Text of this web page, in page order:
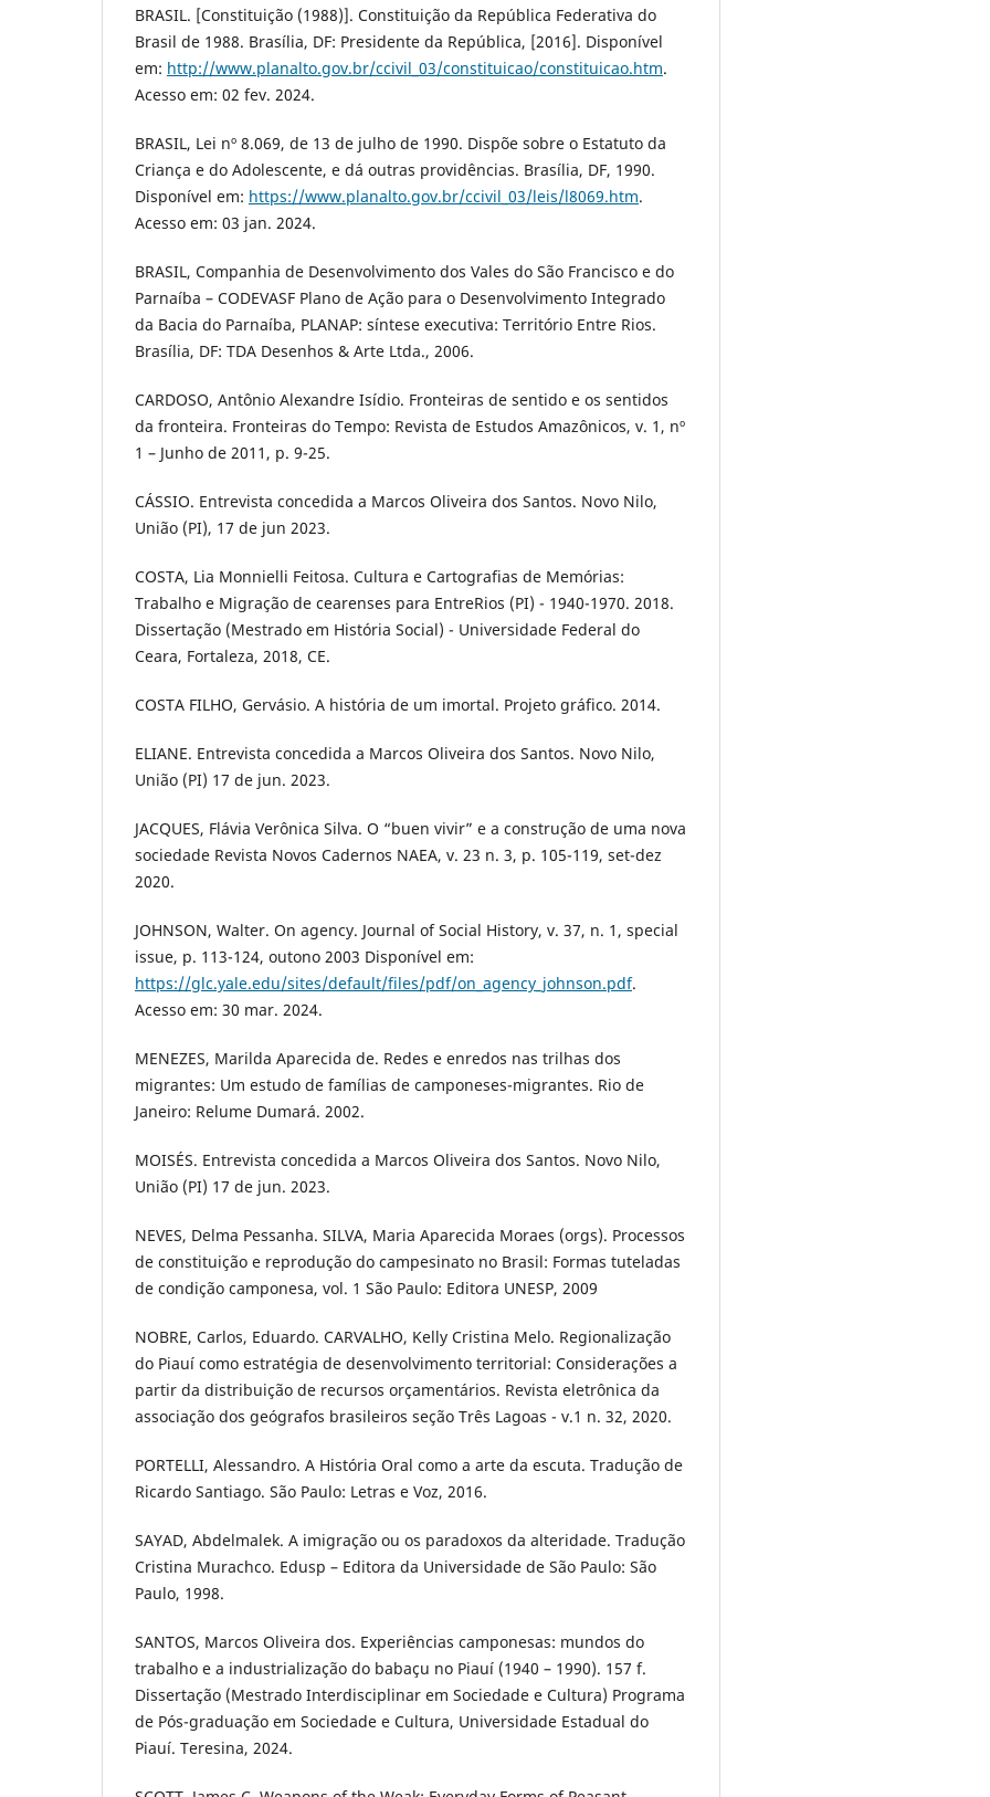
BRASIL. [Constituição (1988)]. Constituição da República Federativa do
Brasil de 1988. Brasília, DF: Presidente da República, [2016]. Disponível
em: http://www.planalto.gov.br/ccivil_03/constituicao/constituicao.htm.
Acesso em: 02 fev. 2024.
BRASIL, Lei nº 8.069, de 13 de julho de 1990. Dispõe sobre o Estatuto da
Criança e do Adolescente, e dá outras providências. Brasília, DF, 1990.
Disponível em: https://www.planalto.gov.br/ccivil_03/leis/l8069.htm.
Acesso em: 03 jan. 2024.
BRASIL, Companhia de Desenvolvimento dos Vales do São Francisco e do
Parnaíba – CODEVASF Plano de Ação para o Desenvolvimento Integrado
da Bacia do Parnaíba, PLANAP: síntese executiva: Território Entre Rios.
Brasília, DF: TDA Desenhos & Arte Ltda., 2006.
CARDOSO, Antônio Alexandre Isídio. Fronteiras de sentido e os sentidos
da fronteira. Fronteiras do Tempo: Revista de Estudos Amazônicos, v. 1, nº
1 – Junho de 2011, p. 9-25.
CÁSSIO. Entrevista concedida a Marcos Oliveira dos Santos. Novo Nilo,
União (PI), 17 de jun 2023.
COSTA, Lia Monnielli Feitosa. Cultura e Cartografias de Memórias:
Trabalho e Migração de cearenses para EntreRios (PI) - 1940-1970. 2018.
Dissertação (Mestrado em História Social) - Universidade Federal do
Ceara, Fortaleza, 2018, CE.
COSTA FILHO, Gervásio. A história de um imortal. Projeto gráfico. 2014.
ELIANE. Entrevista concedida a Marcos Oliveira dos Santos. Novo Nilo,
União (PI) 17 de jun. 2023.
JACQUES, Flávia Verônica Silva. O “buen vivir” e a construção de uma nova
sociedade Revista Novos Cadernos NAEA, v. 23 n. 3, p. 105-119, set-dez
2020.
JOHNSON, Walter. On agency. Journal of Social History, v. 37, n. 1, special
issue, p. 113-124, outono 2003 Disponível em:
https://glc.yale.edu/sites/default/files/pdf/on_agency_johnson.pdf.
Acesso em: 30 mar. 2024.
MENEZES, Marilda Aparecida de. Redes e enredos nas trilhas dos
migrantes: Um estudo de famílias de camponeses-migrantes. Rio de
Janeiro: Relume Dumará. 2002.
MOISÉS. Entrevista concedida a Marcos Oliveira dos Santos. Novo Nilo,
União (PI) 17 de jun. 2023.
NEVES, Delma Pessanha. SILVA, Maria Aparecida Moraes (orgs). Processos
de constituição e reprodução do campesinato no Brasil: Formas tuteladas
de condição camponesa, vol. 1 São Paulo: Editora UNESP, 2009
NOBRE, Carlos, Eduardo. CARVALHO, Kelly Cristina Melo. Regionalização
do Piauí como estratégia de desenvolvimento territorial: Considerações a
partir da distribuição de recursos orçamentários. Revista eletrônica da
associação dos geógrafos brasileiros seção Três Lagoas - v.1 n. 32, 2020.
PORTELLI, Alessandro. A História Oral como a arte da escuta. Tradução de
Ricardo Santiago. São Paulo: Letras e Voz, 2016.
SAYAD, Abdelmalek. A imigração ou os paradoxos da alteridade. Tradução
Cristina Murachco. Edusp – Editora da Universidade de São Paulo: São
Paulo, 1998.
SANTOS, Marcos Oliveira dos. Experiências camponesas: mundos do
trabalho e a industrialização do babaçu no Piauí (1940 – 1990). 157 f.
Dissertação (Mestrado Interdisciplinar em Sociedade e Cultura) Programa
de Pós-graduação em Sociedade e Cultura, Universidade Estadual do
Piauí. Teresina, 2024.